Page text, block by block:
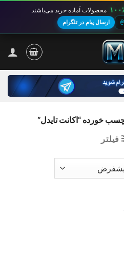
محصولات آماده خرید می‌باشند
ارسال پیام در تلگرام
خورده “اکانت تایدل”
فیلتر